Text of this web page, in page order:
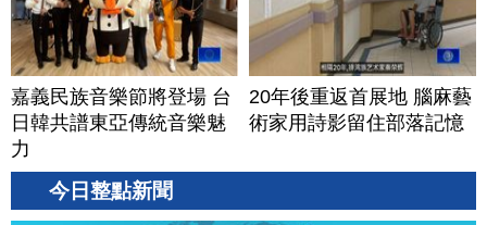
嘉義民族音樂節將登場 台
日韓共譜東亞傳統音樂魅
力
20年後重返首展地 腦麻藝
術家用詩影留住部落記憶
今日整點新聞